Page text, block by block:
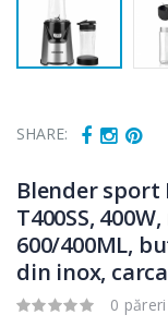
SHARE:
Blender sport
T400SS,
600/400ML,
din inox,
0 păreri
-15%
Cuptor cu
microunde
Heinner ...